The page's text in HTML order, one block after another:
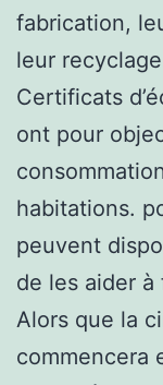
fabrication,
leur
Certificats
ont pour
habitations.
peuvent
de les aider
Alors que la
commencera